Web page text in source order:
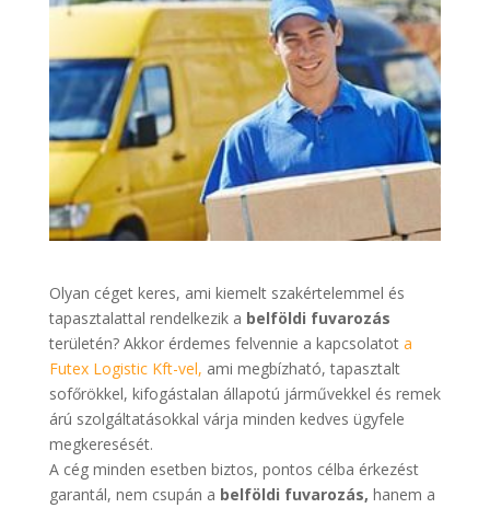
Olyan céget keres, ami kiemelt szakértelemmel és
tapasztalattal rendelkezik a belföldi fuvarozás
területén? Akkor érdemes felvennie a kapcsolatot a
Futex Logistic Kft-vel, ami megbízható, tapasztalt
sofőrökkel, kifogástalan állapotú járművekkel és remek
árú szolgáltatásokkal várja minden kedves ügyfele
megkeresését.
A cég minden esetben biztos, pontos célba érkezést
garantál, nem csupán a belföldi fuvarozás, hanem a